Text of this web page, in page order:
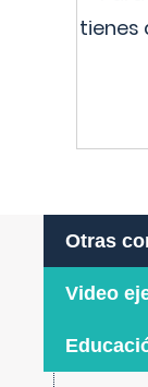
tienes
Otras
Video